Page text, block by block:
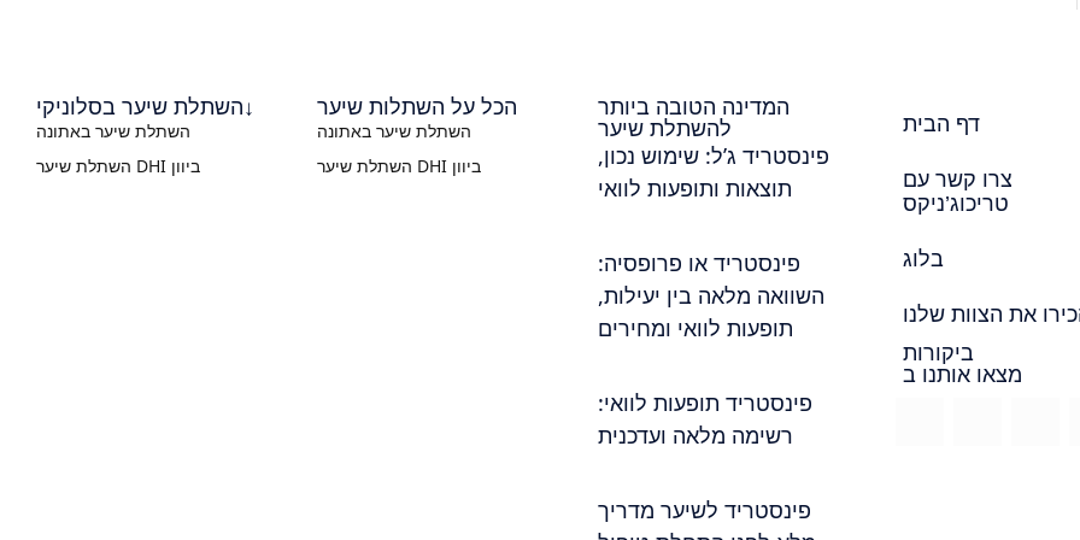
השתלת שיער בסלוניקי↓
השתלת שיער באתונה
השתלת שיער DHI ביוון
הכל על השתלות שיער
השתלת שיער באתונה
השתלת שיער DHI ביוון
המדינה הטובה ביותר
להשתלת שיער
פינסטריד ג’ל: שימוש נכון,
תוצאות ותופעות לוואי
פינסטריד או פרופסיה:
השוואה מלאה בין יעילות,
תופעות לוואי ומחירים
פינסטריד תופעות לוואי:
רשימה מלאה ועדכנית
פינסטריד לשיער מדריך
דף הבית
צרו קשר עם
טריכוג’ניקס
בלוג
את הצוות שלנו
ביקורות
מצאו אותנו ב